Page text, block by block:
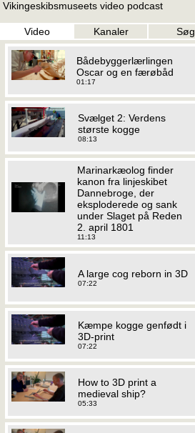
Vikingeskibsmuseets video podcast
Video Kanaler Søg
Bådebyggerlærlingen
Oscar og en færøbåd
01:17
Svælget 2: Verdens
største kogge
08:13
Marinarkæolog finder
kanon fra linjeskibet
Dannebroge, der
eksploderede og sank
under Slaget på Reden
2. april 1801
11:13
A large cog reborn in 3D
07:22
Kæmpe kogge genfødt i
3D-print
07:22
How to 3D print a
medieval ship?
05:33